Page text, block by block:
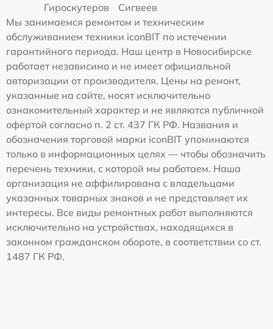
Гироскутеров
Сигвеев
Мы занимаемся ремонтом и техническим
обслуживанием техники iconBIT по истечении
гарантийного периода. Наш центр в Новосибирске
работает независимо и не имеет официальной
авторизации от производителя. Цены на ремонт,
указанные на сайте, носят исключительно
ознакомительный характер и не являются публичной
офертой согласно п. 2 ст. 437 ГК РФ. Названия и
обозначения торговой марки iconBIT упоминаются
только в информационных целях — чтобы обозначить
перечень техники, с которой мы работаем. Наша
организация не аффилирована с владельцами
указанных товарных знаков и не представляет их
интересы. Все виды ремонтных работ выполняются
исключительно на устройствах, находящихся в
законном гражданском обороте, в соответствии со ст.
1487 ГК РФ.